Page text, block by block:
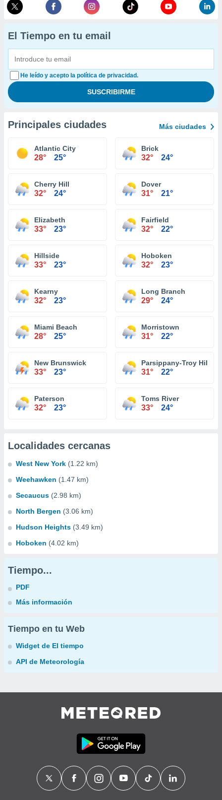
El Tiempo en tu email
He leído y acepto la política de privacidad.
Principales ciudades Más ciudades
Atlantic City
28° 25°
Brick
32° 24°
Cherry Hill
32° 24°
Dover
31° 21°
Elizabeth
33° 23°
Fairfield
32° 22°
Hillside
33° 23°
Hoboken
32° 23°
Kearny
32° 23°
Long Branch
29° 24°
Miami Beach
28° 25°
Morristown
31° 22°
New Brunswick
33° 23°
Parsippany-Troy Hills
31° 22°
Paterson
32° 23°
Toms River
33° 24°
Localidades cercanas
West New York (1.22 km)
Weehawken (1.47 km)
Secaucus (2.98 km)
North Bergen (3.06 km)
Hudson Heights (3.49 km)
Hoboken (4.02 km)
Tiempo...
PDF
Más información
Tiempo en tu Web
Widget de El tiempo
API de Meteorología